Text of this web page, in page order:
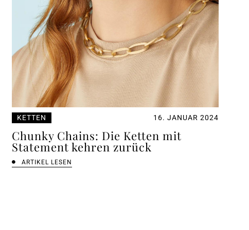
KETTEN 16. JANUAR 2024
Chunky Chains: Die Ketten mit
Statement kehren zurück
ARTIKEL LESEN